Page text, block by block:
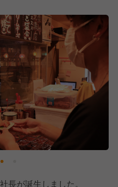
』
業を拡大。
長が誕生しました。